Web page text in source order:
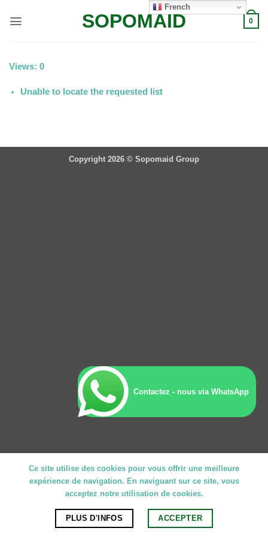
SOPOMAID 0
Views: 0
Unable to locate the requested list
Copyright 2026 © Sopomaid Group
French
Ce site utilise des cookies pour vous offrir une meilleure
expérience de navigation. En naviguant sur ce site, vous
acceptez notre utilisation de cookies.
PLUS D'INFOS ACCEPTER
Contactez - nous via WhatsApp